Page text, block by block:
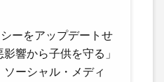
ーをアップデートせ
響から子供を守る」
ーシャル・メディ